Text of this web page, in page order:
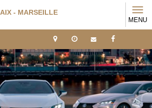
AIX - MARSEILLE
MENU